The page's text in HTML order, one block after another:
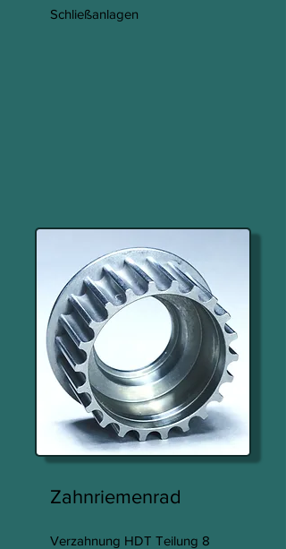
Schließanlagen
Zahnriemenrad
Verzahnung HDT Teilung 8